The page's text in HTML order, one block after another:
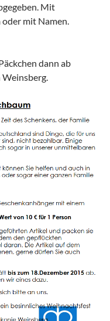
Mit
mit Namen.
dann ab